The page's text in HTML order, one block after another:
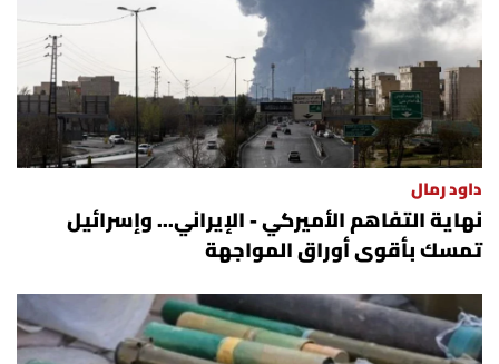
داود رمال
نهاية التفاهم الأميركي - الإيراني... وإسرائيل
تمسك بأقوى أوراق المواجهة